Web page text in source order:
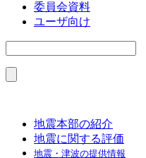
委員会資料
ユーザ向け
地震本部の紹介
地震に関する評価
地震・津波の提供情報